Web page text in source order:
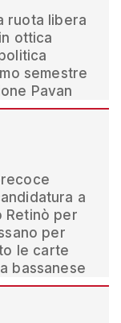
ruota libera
ottica
semestre
Pavan
a
Retinò per
per
le carte
bassanese